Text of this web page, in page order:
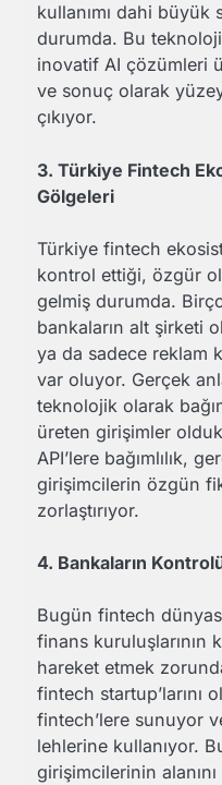
kullanımı dahi
durumda. Bu
inovatif AI çözümleri
ve sonuç olarak
çıkıyor.
3. Türkiye Fintech
Gölgeleri
Türkiye fintech
kontrol ettiği, özgür
gelmiş durumda.
bankaların alt şirketi
ya da sadece reklam
var oluyor. Gerçek
teknolojik olarak
üreten girişimler
API’lere bağımlılık,
girişimcilerin özgün
zorlaştırıyor.
4. Bankaların
Bugün fintech
finans kuruluşlarının
hareket etmek
fintech startup’larını
fintech’lere sunuyor
lehlerine kullanıyor.
girişimcilerinin